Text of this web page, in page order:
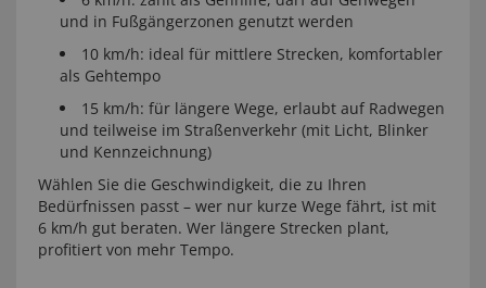
und in Fußgängerzonen genutzt werden
10 km/h: ideal für mittlere Strecken, komfortabler
als Gehtempo
15 km/h: für längere Wege, erlaubt auf Radwegen
und teilweise im Straßenverkehr (mit Licht, Blinker
und Kennzeichnung)
Wählen Sie die Geschwindigkeit, die zu Ihren
Bedürfnissen passt – wer nur kurze Wege fährt, ist mit
6 km/h gut beraten. Wer längere Strecken plant,
profitiert von mehr Tempo.